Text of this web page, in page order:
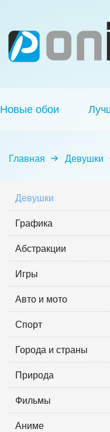
Новые обои
Главная Девушки
Девушки
Графика
Абстракции
Игры
Авто и мото
Спорт
Города и страны
Природа
Фильмы
Аниме